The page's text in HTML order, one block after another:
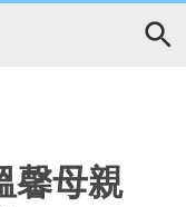
馨母親